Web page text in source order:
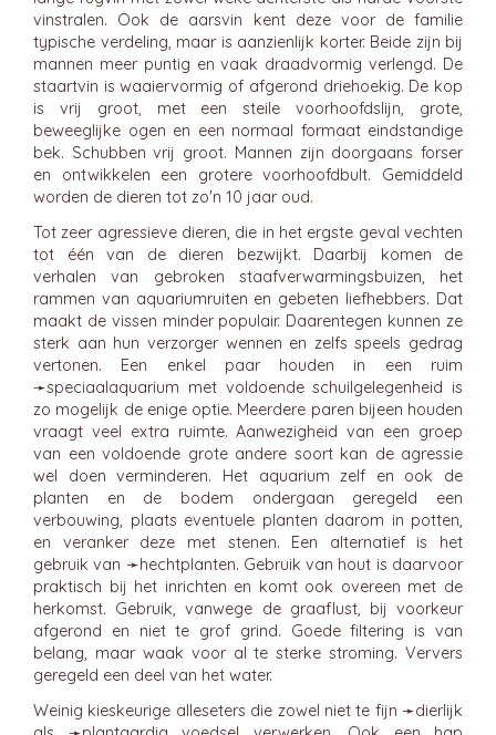
vinstralen. Ook de aarsvin kent deze voor de familie
typische verdeling, maar is aanzienlijk korter. Beide zijn bij
mannen meer puntig en vaak draadvormig verlengd. De
staartvin is waaiervormig of afgerond driehoekig. De kop
is vrij groot, met een steile voorhoofdslijn, grote,
beweeglijke ogen en een normaal formaat eindstandige
bek. Schubben vrij groot. Mannen zijn doorgaans forser
en ontwikkelen een grotere voorhoofdbult. Gemiddeld
worden de dieren tot zo'n 10 jaar oud.
Tot zeer agressieve dieren, die in het ergste geval vechten
tot één van de dieren bezwijkt. Daarbij komen de
verhalen van gebroken staafverwarmingsbuizen, het
rammen van aquariumruiten en gebeten liefhebbers. Dat
maakt de vissen minder populair. Daarentegen kunnen ze
sterk aan hun verzorger wennen en zelfs speels gedrag
vertonen. Een enkel paar houden in een ruim
➛speciaalaquarium met voldoende schuilgelegenheid is
zo mogelijk de enige optie. Meerdere paren bijeen houden
vraagt veel extra ruimte. Aanwezigheid van een groep
van een voldoende grote andere soort kan de agressie
wel doen verminderen. Het aquarium zelf en ook de
planten en de bodem ondergaan geregeld een
verbouwing, plaats eventuele planten daarom in potten,
en veranker deze met stenen. Een alternatief is het
gebruik van ➛hechtplanten. Gebruik van hout is daarvoor
praktisch bij het inrichten en komt ook overeen met de
herkomst. Gebruik, vanwege de graaflust, bij voorkeur
afgerond en niet te grof grind. Goede filtering is van
belang, maar waak voor al te sterke stroming. Ververs
geregeld een deel van het water.
Weinig kieskeurige alleseters die zowel niet te fijn ➛dierlijk